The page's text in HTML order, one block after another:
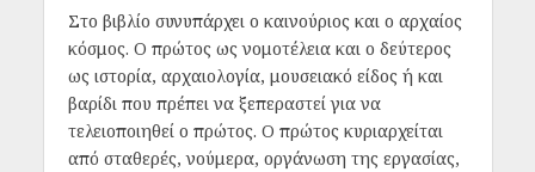
Στο βιβλίο συνυπάρχει ο καινούριος και ο αρχαίος
κόσμος. Ο πρώτος ως νομοτέλεια και ο δεύτερος
ως ιστορία, αρχαιολογία, μουσειακό είδος ή και
βαρίδι που πρέπει να ξεπεραστεί για να
τελειοποιηθεί ο πρώτος. Ο πρώτος κυριαρχείται
από σταθερές, νούμερα, οργάνωση της εργασίας,